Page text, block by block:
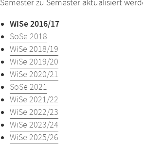
Semester zu Semester aktualisiert
WiSe 2016/17
SoSe 2018
WiSe 2018/19
WiSe 2019/20
WiSe 2020/21
SoSe 2021
WiSe 2021/22
WiSe 2022/23
WiSe 2023/24
WiSe 2025/26